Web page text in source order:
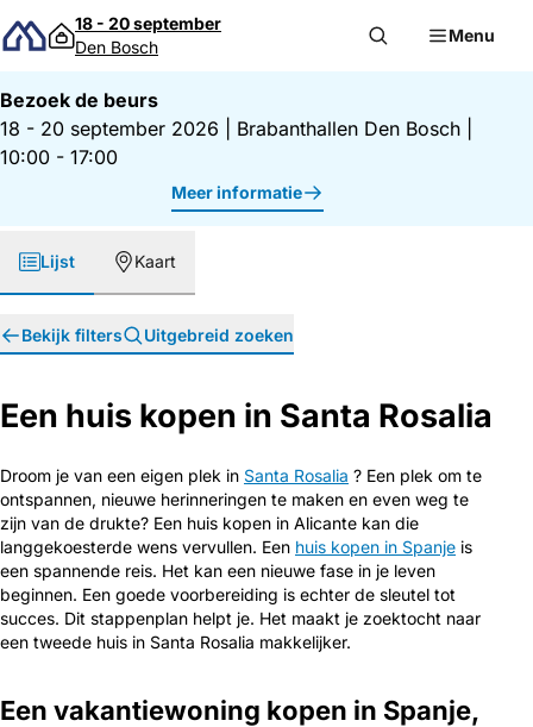
Direct naar inhoud
18 - 20 september
Den Bosch
Menu
Bezoek de beurs
18 - 20 september 2026
Brabanthallen Den Bosch
10:00 - 17:00
Meer informatie
Lijst Kaart
Bekijk filters Uitgebreid zoeken
Een huis kopen in Santa Rosalia
Droom je van een eigen plek in Santa Rosalia ? Een plek om te
ontspannen, nieuwe herinneringen te maken en even weg te
zijn van de drukte? Een huis kopen in Alicante kan die
langgekoesterde wens vervullen. Een huis kopen in Spanje is
een spannende reis. Het kan een nieuwe fase in je leven
beginnen. Een goede voorbereiding is echter de sleutel tot
succes. Dit stappenplan helpt je. Het maakt je zoektocht naar
een tweede huis in Santa Rosalia makkelijker.
Een vakantiewoning kopen in Spanje,